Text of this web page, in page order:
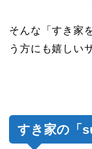
そんな「すき家
う方にも嬉しい
すき家の「